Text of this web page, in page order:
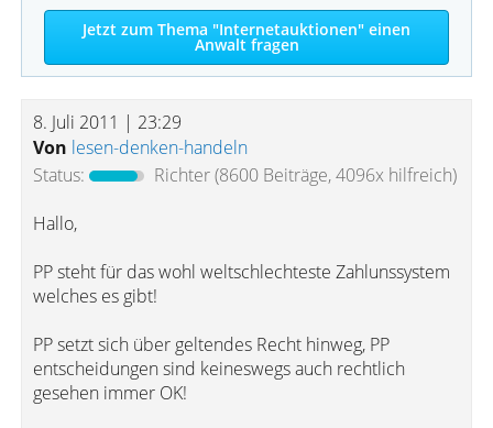
Jetzt zum Thema "Internetauktionen" einen
Anwalt fragen
8. Juli 2011 | 23:29
Von lesen-denken-handeln
Status:
Richter(8600 Beiträge, 4096x hilfreich)
Hallo,
PP steht für das wohl weltschlechteste Zahlunssystem
welches es gibt!
PP setzt sich über geltendes Recht hinweg, PP
entscheidungen sind keineswegs auch rechtlich
gesehen immer OK!